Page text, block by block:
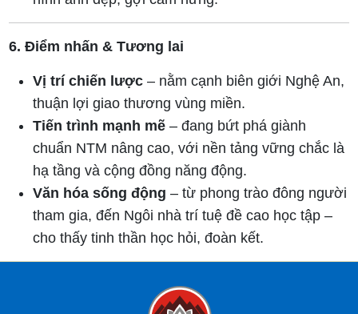
6. Điểm nhấn & Tương lai
Vị trí chiến lược – nằm cạnh biên giới Nghệ An,
thuận lợi giao thương vùng miền.
Tiến trình mạnh mẽ – đang bứt phá giành
chuẩn NTM nâng cao, với nền tảng vững chắc là
hạ tầng và cộng đồng năng động.
Văn hóa sống động – từ phong trào đông người
tham gia, đến Ngôi nhà trí tuệ đề cao học tập –
cho thấy tinh thần học hỏi, đoàn kết.